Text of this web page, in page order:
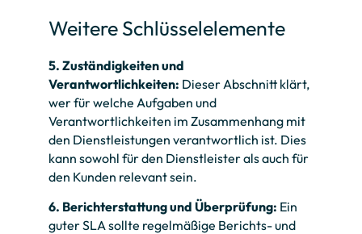
Weitere Schlüsselelemente
5. Zuständigkeiten und
Verantwortlichkeiten: Dieser Abschnitt klärt,
wer für welche Aufgaben und
Verantwortlichkeiten im Zusammenhang mit
den Dienstleistungen verantwortlich ist. Dies
kann sowohl für den Dienstleister als auch für
den Kunden relevant sein.
6. Berichterstattung und Überprüfung: Ein
guter SLA sollte regelmäßige Berichts- und